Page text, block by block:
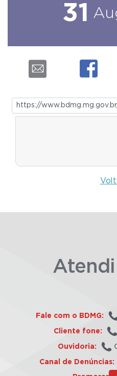
31
Fale com o BDMG:
Cliente fone:
Ouvidoria:
Canal de Denúncias: